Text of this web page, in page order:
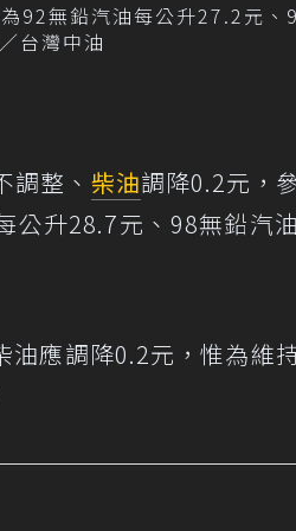
92無鉛汽油每公升27.2元、
台灣中油
調整、 柴油調降0.2元，
公升28.7元、98無鉛汽
油應調降0.2元，惟為維